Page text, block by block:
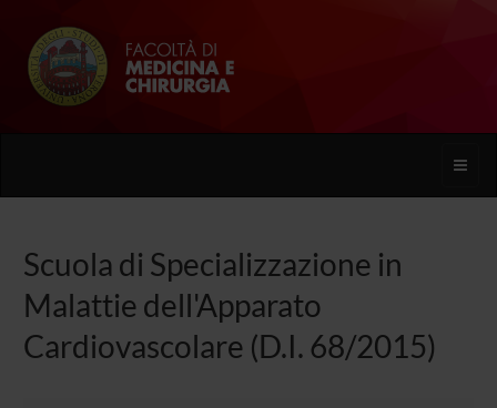
Toggle
Scuola di Specializzazione in
Malattie dell'Apparato
Cardiovascolare (D.I. 68/2015)